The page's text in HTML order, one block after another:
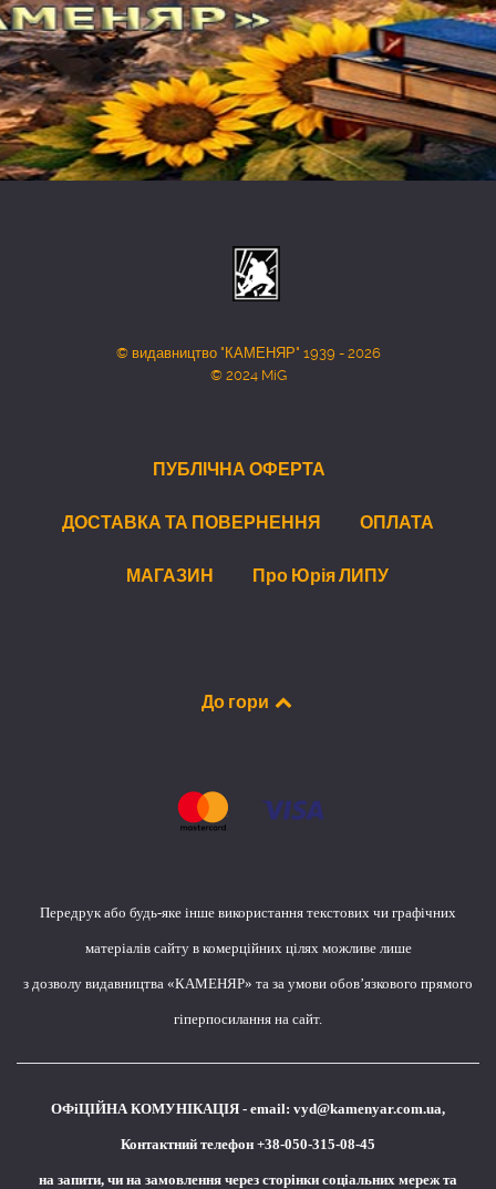
© видавництво "КАМЕНЯР" 1939 - 2026
© 2024 MiG
ПУБЛІЧНА ОФЕРТА
ДОСТАВКА ТА ПОВЕРНЕННЯ ОПЛАТА
МАГАЗИН Про Юрія ЛИПУ
До гори
Передрук або будь-яке інше використання текстових чи графічних
матеріалів сайту в комерційних цілях можливе лише
з дозволу видавництва «КАМЕНЯР» та за умови обов’язкового прямого
гіперпосилання на сайт.
ОФіЦІЙНА КОМУНІКАЦІЯ - email: vyd@kamenyar.com.ua,
Контактний телефон +38-050-315-08-45
на запити, чи на замовлення через сторінки соціальних мереж та